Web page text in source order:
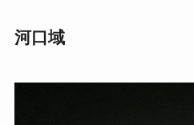
河口域